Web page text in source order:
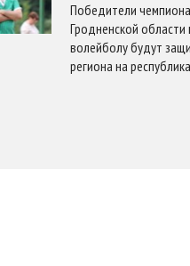
Победители
Гродненской
волейболу будут
региона на